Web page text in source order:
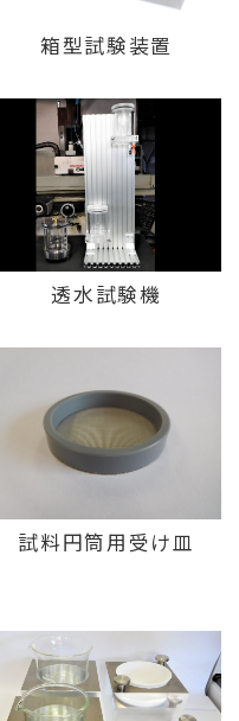
箱型試験装置
透水試験機
試料円筒用受け皿